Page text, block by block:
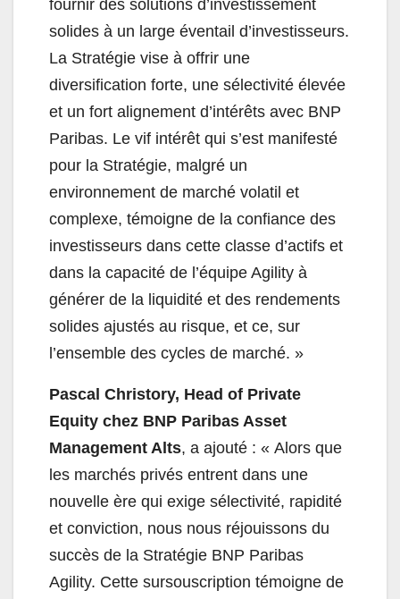
fournir des solutions d’investissement
solides à un large éventail d’investisseurs.
La Stratégie vise à offrir une
diversification forte, une sélectivité élevée
et un fort alignement d’intérêts avec BNP
Paribas. Le vif intérêt qui s’est manifesté
pour la Stratégie, malgré un
environnement de marché volatil et
complexe, témoigne de la confiance des
investisseurs dans cette classe d’actifs et
dans la capacité de l’équipe Agility à
générer de la liquidité et des rendements
solides ajustés au risque, et ce, sur
l’ensemble des cycles de marché. »
Pascal Christory, Head of Private
Equity chez BNP Paribas Asset
Management Alts, a ajouté : « Alors que
les marchés privés entrent dans une
nouvelle ère qui exige sélectivité, rapidité
et conviction, nous nous réjouissons du
succès de la Stratégie BNP Paribas
Agility. Cette sursouscription témoigne de